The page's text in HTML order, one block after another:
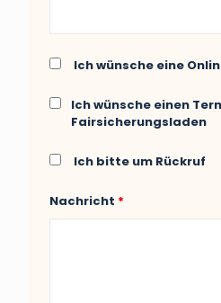
Ich wünsche eine
Ich wünsche einen
Fairsicherungsladen
Ich bitte um Rückruf
Nachricht *